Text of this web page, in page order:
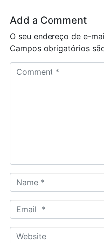
Add a Comment
O seu endereço de e-
Campos obrigatórios
a
m
*
m
aW